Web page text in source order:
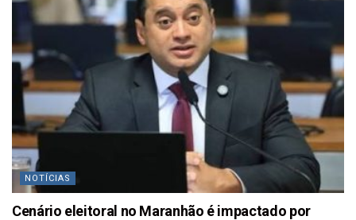
NOTÍCIAS
Cenário eleitoral no Maranhão é impactado por